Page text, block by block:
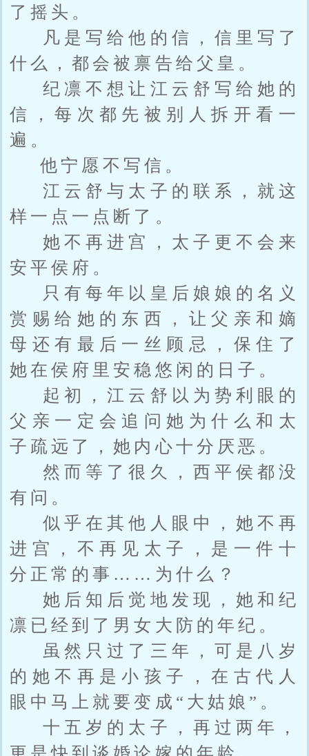
了摇头。
凡是写给他的信，信里写了
什么，都会被禀告给父皇。
纪凛不想让江云舒写给她的
信，每次都先被别人拆开看一
遍。
他宁愿不写信。
江云舒与太子的联系，就这
样一点一点断了。
她不再进宫，太子更不会来
安平侯府。
只有每年以皇后娘娘的名义
赏赐给她的东西，让父亲和嫡
母还有最后一丝顾忌，保住了
她在侯府里安稳悠闲的日子。
起初，江云舒以为势利眼的
父亲一定会追问她为什么和太
子疏远了，她内心十分厌恶。
然而等了很久，西平侯都没
有问。
似乎在其他人眼中，她不再
进宫，不再见太子，是一件十
分正常的事……为什么？
她后知后觉地发现，她和纪
凛已经到了男女大防的年纪。
虽然只过了三年，可是八岁
的她不再是小孩子，在古代人
眼中马上就要变成“大姑娘”。
十五岁的太子，再过两年，